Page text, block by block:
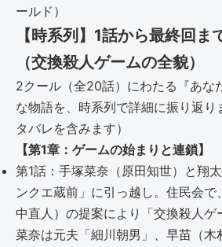
ールド）
【時系列】1話から最終回ま
（交換殺人ゲームの全貌）
2クール（全20話）にわたる『あな
な物語を、時系列で詳細に振り返り
タバレを含みます）
【第1章：ゲームの始まりと連鎖】
第1話：手塚菜奈（原田知世）と翔
ンクエ蔵前」に引っ越し。住民会
中直人）の提案により「交換殺人ゲ
菜奈は元夫「細川朝男」、早苗（木